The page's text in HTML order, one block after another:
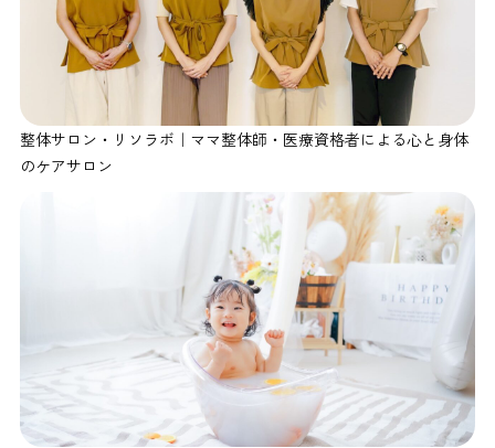
整体サロン・リソラボ｜ママ整体師・医療資格者による心と身体
のケアサロン